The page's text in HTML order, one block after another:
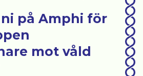
på Amphi för
mot våld